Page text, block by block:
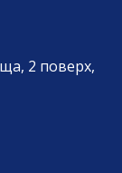
2 поверх,